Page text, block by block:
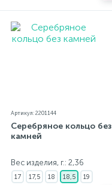
Артикул: 2201144
Серебряное кольцо без
камней
Вес изделия, г.: 2,36
17 17,5 18 18,5 19